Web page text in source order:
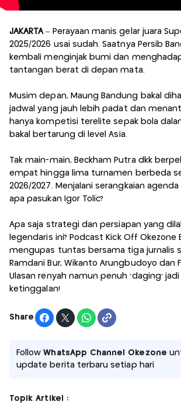
JAKARTA– Perayaan manis gelar juara
2025/2026 usai sudah. Saatnya Persib
kembali menginjak bumi dan
tantangan berat di depan mata.
Musim depan, Maung Bandung bakal
jadwal yang jauh lebih padat dan
hanya kompetisi terelite sepak bola
bakal bertarung di level Asia.
Tak main-main, Beckham Putra dkk
empat hingga lima turnamen berbeda
2026/2027. Menjalani serangkaian
apa pasukan Igor Tolic?
Apa saja strategi dan persiapan yang
legendaris ini? Podcast Kick Off Okezone
mengupas tuntas bersama tiga jurnalis
Ramdani Bur, Wikanto Arungbudoyo dan
Ulasan renyah namun penuh 'daging' jadi
ketinggalan!
Share
FollowWhatsApp Channel Okezone
update berita terbaru setiap hari
Topik Artikel :